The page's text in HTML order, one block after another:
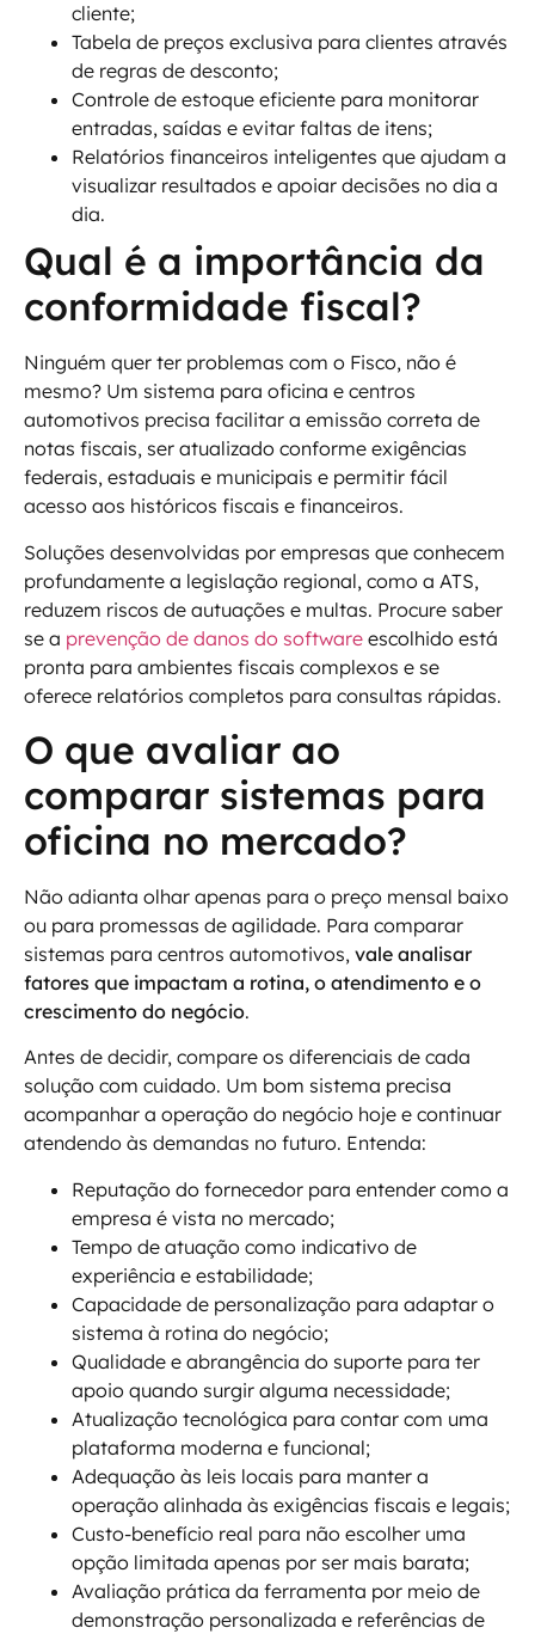
cliente;
Tabela de preços exclusiva para clientes através
de regras de desconto;
Controle de estoque eficiente para monitorar
entradas, saídas e evitar faltas de itens;
Relatórios financeiros inteligentes que ajudam a
visualizar resultados e apoiar decisões no dia a
dia.
Qual é a importância da
conformidade fiscal?
Ninguém quer ter problemas com o Fisco, não é
mesmo? Um sistema para oficina e centros
automotivos precisa facilitar a emissão correta de
notas fiscais, ser atualizado conforme exigências
federais, estaduais e municipais e permitir fácil
acesso aos históricos fiscais e financeiros.
Soluções desenvolvidas por empresas que conhecem
profundamente a legislação regional, como a ATS,
reduzem riscos de autuações e multas. Procure saber
se a prevenção de danos do software escolhido está
pronta para ambientes fiscais complexos e se
oferece relatórios completos para consultas rápidas.
O que avaliar ao
comparar sistemas para
oficina no mercado?
Não adianta olhar apenas para o preço mensal baixo
ou para promessas de agilidade. Para comparar
sistemas para centros automotivos, vale analisar
fatores que impactam a rotina, o atendimento e o
crescimento do negócio.
Antes de decidir, compare os diferenciais de cada
solução com cuidado. Um bom sistema precisa
acompanhar a operação do negócio hoje e continuar
atendendo às demandas no futuro. Entenda:
Reputação do fornecedor para entender como a
empresa é vista no mercado;
Tempo de atuação como indicativo de
experiência e estabilidade;
Capacidade de personalização para adaptar o
sistema à rotina do negócio;
Qualidade e abrangência do suporte para ter
apoio quando surgir alguma necessidade;
Atualização tecnológica para contar com uma
plataforma moderna e funcional;
Adequação às leis locais para manter a
operação alinhada às exigências fiscais e legais;
Custo-benefício real para não escolher uma
opção limitada apenas por ser mais barata;
Avaliação prática da ferramenta por meio de
demonstração personalizada e referências de